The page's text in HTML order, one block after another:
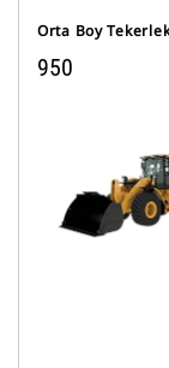
Orta Boy
950